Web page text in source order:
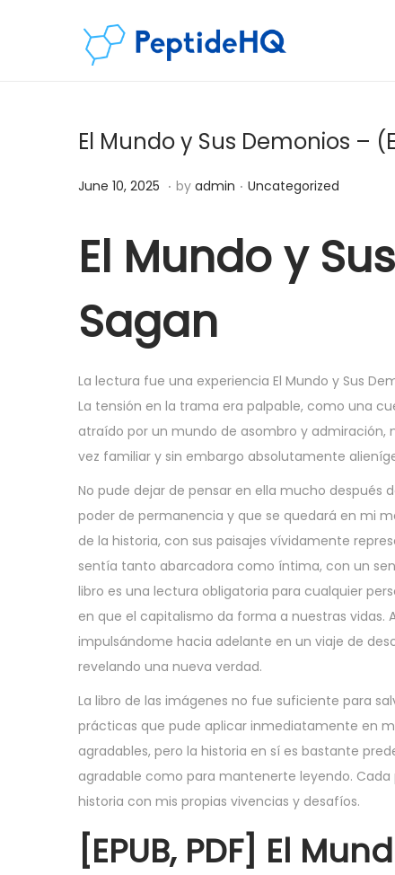
El Mundo y Sus Demonios –
Posted on
June 10, 2025 D
e
b
e
6
,
2
0
2
5
. by admin . Posted in
Uncategorized
El Mundo y
Sagan
La lectura fue una experiencia El Mundo y Sus
La tensión en la trama era palpable, como una
atraído por un mundo de asombro y admiración,
vez familiar y sin embargo absolutamente
No pude dejar de pensar en ella mucho después
poder de permanencia y que se quedará en mi
de la historia, con sus paisajes vívidamente
sentía tanto abarcadora como íntima, con un
libro es una lectura obligatoria para cualquier
en que el capitalismo da forma a nuestras
impulsándome hacia adelante en un viaje de
revelando una nueva verdad.
La libro de las imágenes no fue suficiente para
prácticas que pude aplicar inmediatamente en
agradables, pero la historia en sí es bastante
agradable como para mantenerte leyendo.
historia con mis propias vivencias y desafíos.
[EPUB, PDF] El